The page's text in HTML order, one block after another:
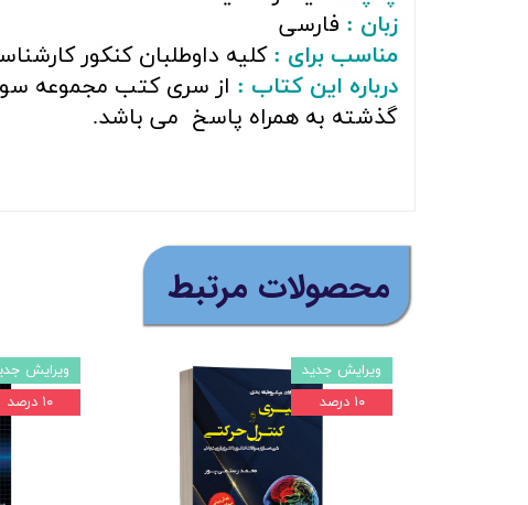
زبان : فارسی
مناسب برای : کلیه داوطلبان کنکور
درباره این کتاب : از سری کتب مجموعه
گذشته به همراه پاسخ می باشد.
​محصولات مرتبط
ویرایش جدید
۱۰ درصد
ویرایش
۱۰ درصد